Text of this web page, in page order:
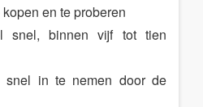
en te proberen
snel, binnen vijf tot tien
snel in te nemen door de